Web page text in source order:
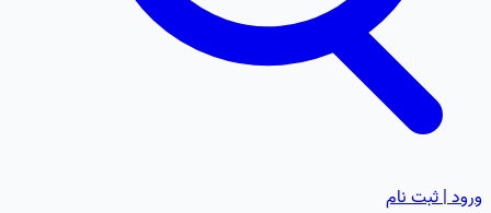
ورود | ثبت نام